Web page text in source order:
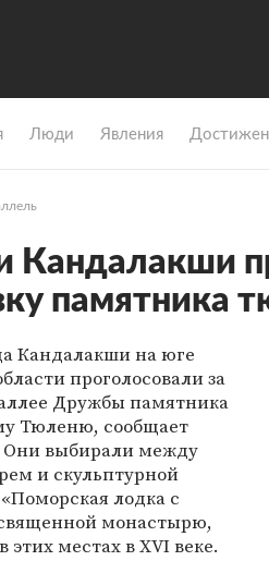
Люди Явления
памятника
Кандалакши на юге
проголосовали за
Дружбы памятника
Тюленю, сообщает
Они выбирали между
и скульптурной
лодка с
монастырю,
этих местах в XVI веке.